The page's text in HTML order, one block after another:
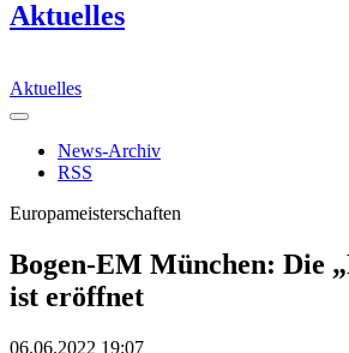
Aktuelles
Aktuelles
News-Archiv
RSS
Europameisterschaften
Bogen-EM München: Die
ist eröffnet
06.06.2022 19:07